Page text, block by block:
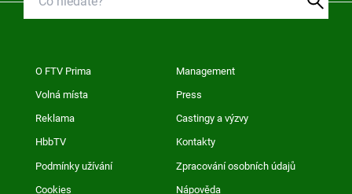
O FTV Prima Management
Volná místa Press
Reklama Castingy a výzvy
HbbTV Kontakty
Podmínky užívání Zpracování osobních údajů
Cookies Nápověda